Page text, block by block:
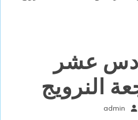
عشر
النرويج
admin